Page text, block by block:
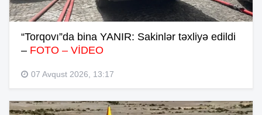
“Torqovı”da bina YANIR: Sakinlər təxliyə edildi
– FOTO – VİDEO
07 Avqust 2026, 13:17